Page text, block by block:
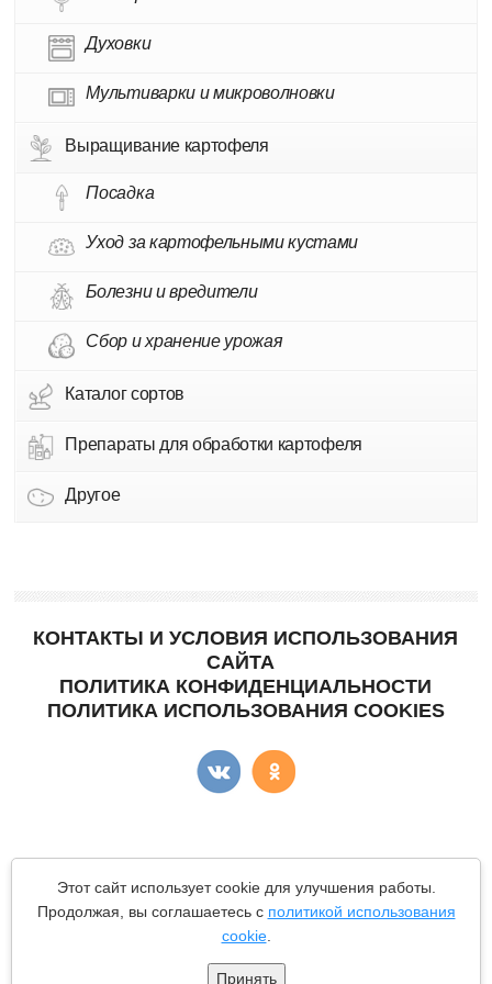
Духовки
Мультиварки и микроволновки
Выращивание картофеля
Посадка
Уход за картофельными кустами
Болезни и вредители
Сбор и хранение урожая
Каталог сортов
Препараты для обработки картофеля
Другое
КОНТАКТЫ И УСЛОВИЯ ИСПОЛЬЗОВАНИЯ
САЙТА
ПОЛИТИКА КОНФИДЕНЦИАЛЬНОСТИ
ПОЛИТИКА ИСПОЛЬЗОВАНИЯ COOKIES
Copyright © "КартоФан"- сайт о картошке.
Все материалы данного сайта являются объектами авторского
права (в том числе дизайн). Запрещается копирование,
распространение (в том числе путем копирования на другие
информации и объектов без предварительного согласия
Этот сайт использует cookie для улучшения работы.
Продолжая, вы соглашаетесь с политикой использования
cookie.
Принять